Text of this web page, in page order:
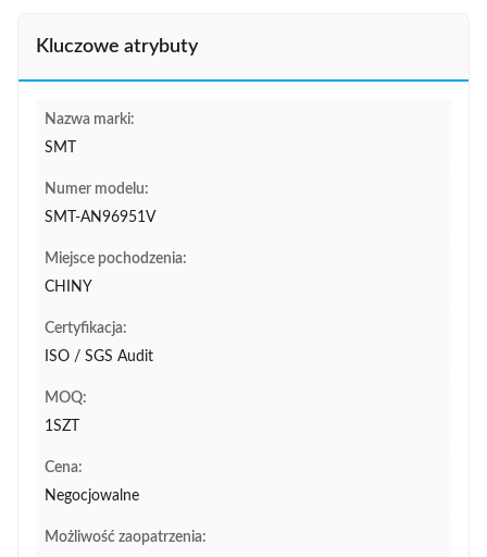
Kluczowe atrybuty
Nazwa marki:
SMT
Numer modelu:
SMT-AN96951V
Miejsce pochodzenia:
CHINY
Certyfikacja:
ISO / SGS Audit
MOQ:
1SZT
Cena:
Negocjowalne
Możliwość zaopatrzenia: